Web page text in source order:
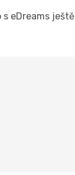
eDreams